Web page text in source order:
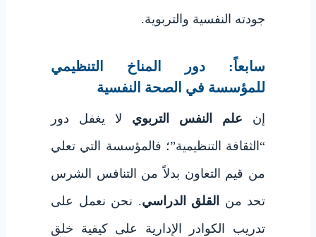
جودته النفسية والتربوية.
سابعاً: دور المناخ التنظيمي
للمؤسسة في الصحة النفسية
إن علم النفس التربوي لا يغفل دور
“الثقافة التنظيمية”؛ فالمؤسسة التي تعلي
من قيم التعاون بدلاً من التنافس الشرس
تحد من
القلق الدراسي. نحن نعمل على
تدريب الكوادر الإدارية على كيفية خلق